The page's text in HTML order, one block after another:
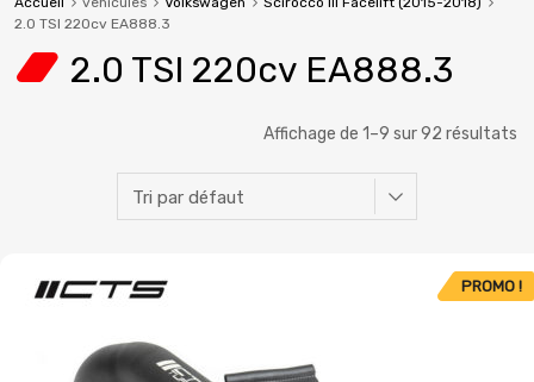
2.0 TSI 220cv EA888.3
2.0 TSI 220cv EA888.3
Affichage de 1–9 sur 92 résultats
PROMO !